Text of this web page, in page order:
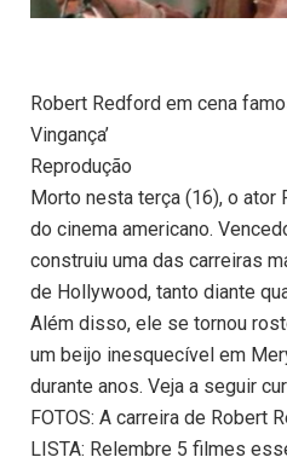
Robert Redford em cena
Vingança’
Reprodução
Morto nesta terça (16), o ator
do cinema americano.
construiu uma das carreiras
de Hollywood, tanto diante
Além disso, ele se tornou
um beijo inesquecível em
durante anos. Veja a seguir
FOTOS: A carreira de Robert
LISTA: Relembre 5 filmes